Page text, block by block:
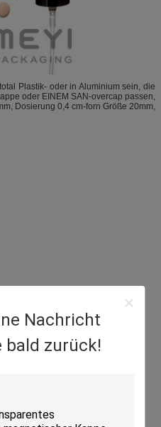
Nachricht
bald zurück!
Plastik- oder in Aluminium sein, die
oder EINEM SAN-overcap passen,
Dosierung 0,4 cm-forn Größe 20mm,